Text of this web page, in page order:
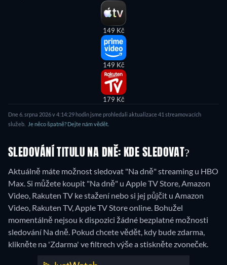
149 Kč
149 Kč
179 Kč
Dne 6. srpna 2026 v 4:14:29 hodin jsme prohledali aktualizace 41 streamovacích
služeb.
Je něco špatně? Dejte nám vědět.
SLEDOVÁNÍ TITULU NA DNĚ: KDE SLEDOVAT?
Aktuálně máte možnost sledovat "Na dně" streaming u HBO
Max. Si můžete koupit "Na dně" u Apple TV Store, Amazon
Video, Rakuten TV ke stažení nebo si jej půjčit u Amazon
Video, Rakuten TV, Apple TV Store online. Bohužel
momentálně nejsou k dispozici žádné bezplatné možnosti
sledování Na dně. Pokud chcete vědět, kdy bude zdarma,
klikněte na 'Zdarma' ve filtrech výše a stiskněte zvoneček.